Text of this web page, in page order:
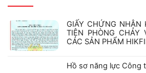
GIẤY CHỨNG NHẬN
TIỆN PHÒNG CHÁY
CÁC SẢN PHẨM
bình
luận
Hồ sơ năng lực Công